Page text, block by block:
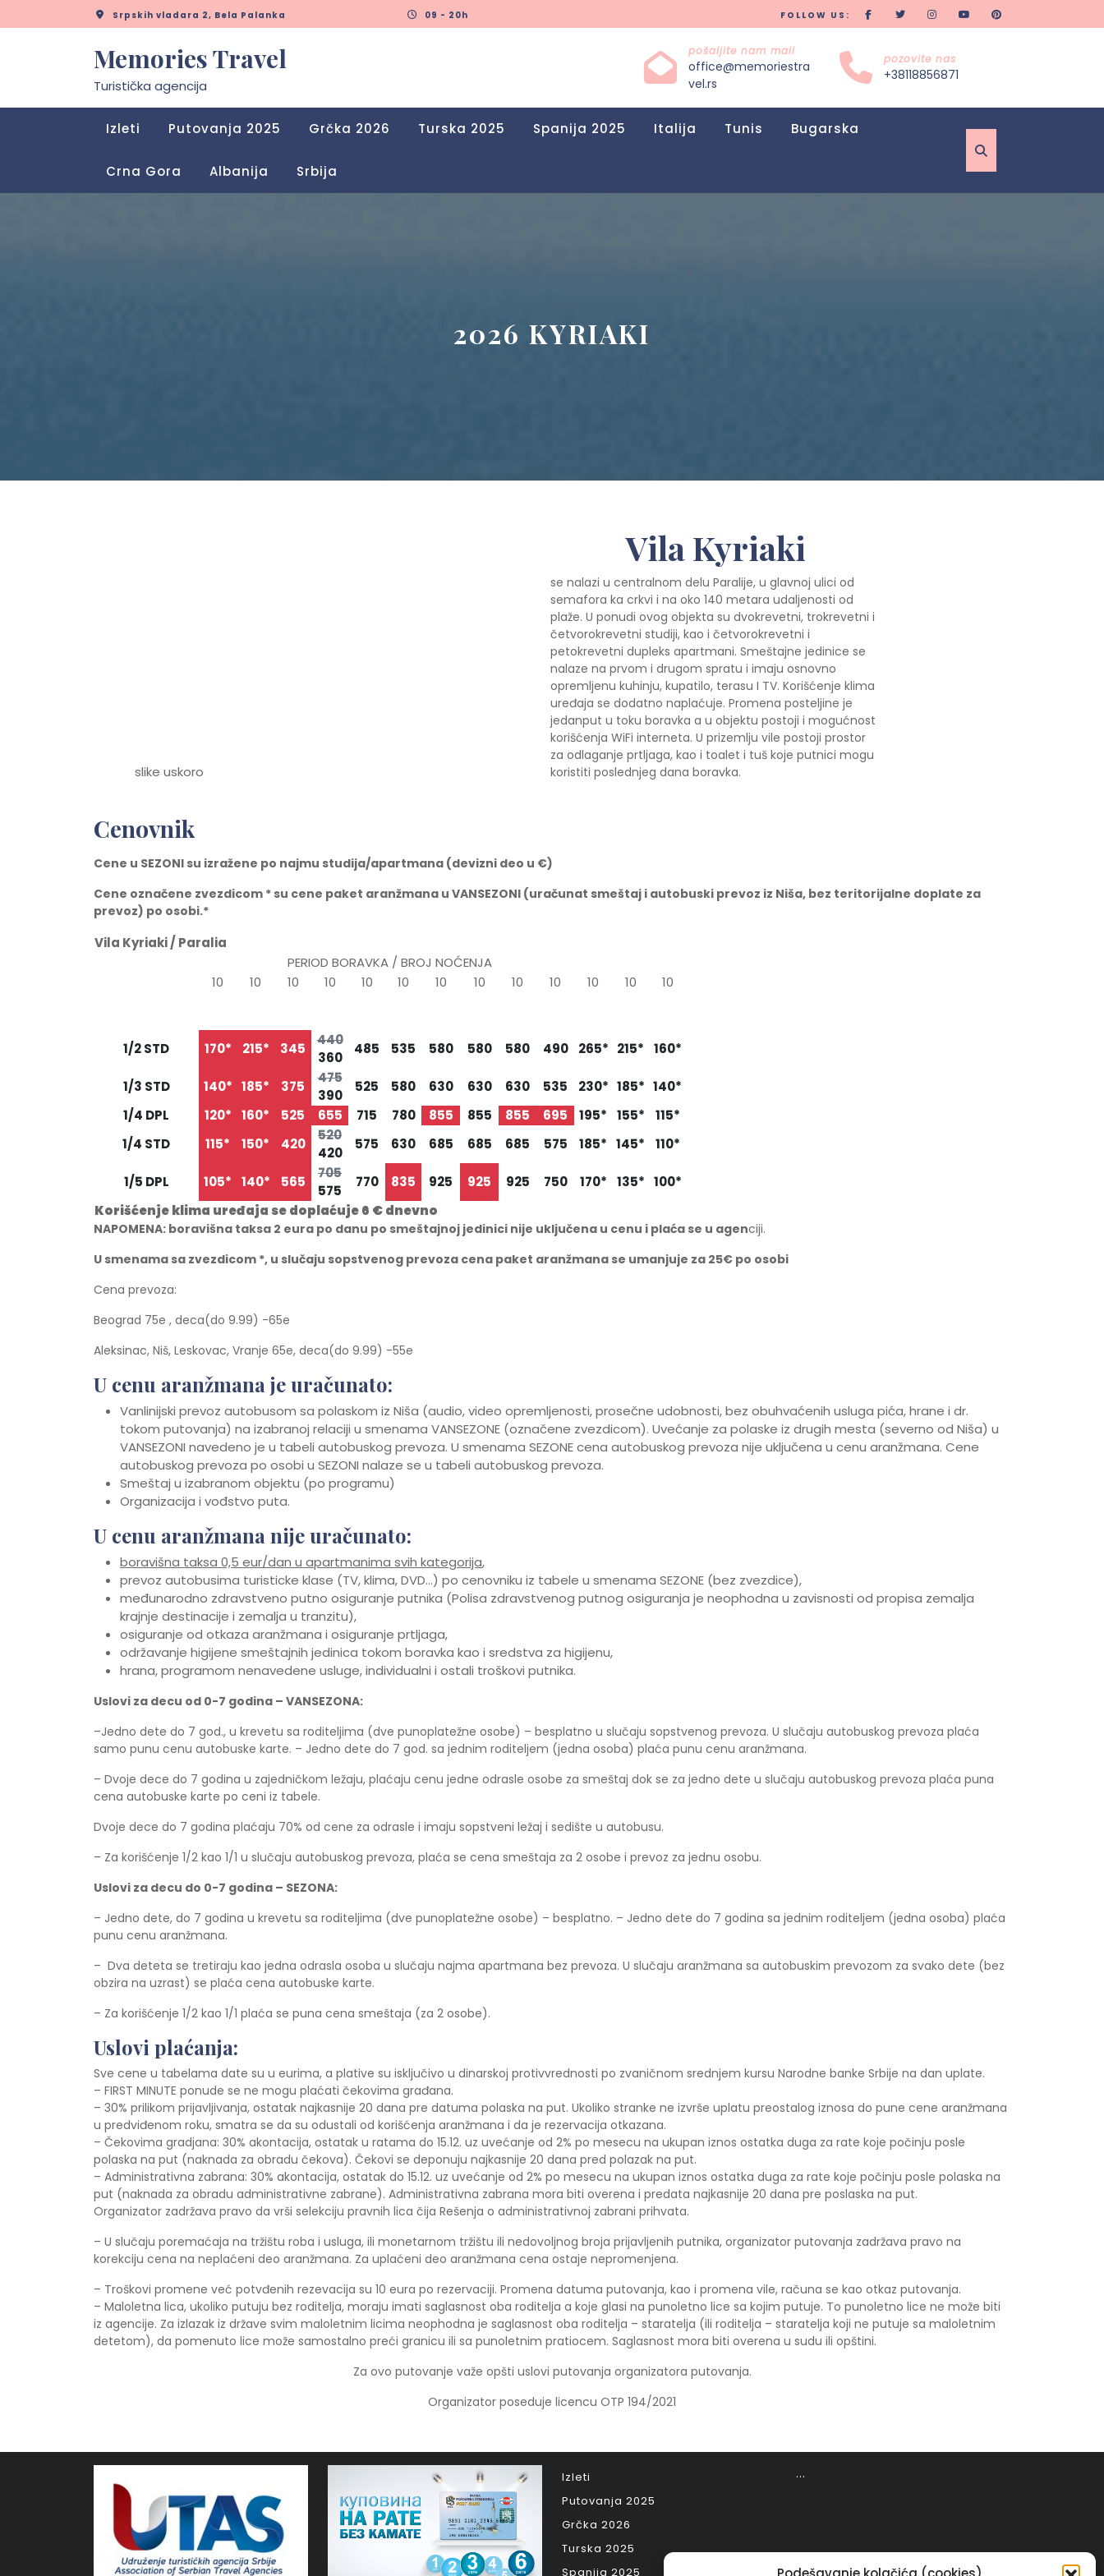
to
Srpskih vladara 2, Bela Palanka 09 - 20h FOLLOW US:
Memories Travel
Turistička agencija
pošaljite nam mail
office@memoriestra
vel.rs
pozovite nas
+38118856871
Izleti Putovanja 2025 Grčka 2026 Turska 2025 Spanija 2025 Italija Tunis Bugarska
Crna Gora Albanija Srbija
2026 KYRIAKI
slike uskoro
Vila Kyriaki
se nalazi u centralnom delu Paralije, u glavnoj ulici od
semafora ka crkvi i na oko 140 metara udaljenosti od
plaže. U ponudi ovog objekta su dvokrevetni, trokrevetni i
četvorokrevetni studiji, kao i četvorokrevetni i
petokrevetni dupleks apartmani. Smeštajne jedinice se
nalaze na prvom i drugom spratu i imaju osnovno
opremljenu kuhinju, kupatilo, terasu I TV. Korišćenje klima
uređaja se dodatno naplaćuje. Promena posteljine je
jedanput u toku boravka a u objektu postoji i mogućnost
korišćenja WiFi interneta. U prizemlju vile postoji prostor
za odlaganje prtljaga, kao i toalet i tuš koje putnici mogu
koristiti poslednjeg dana boravka.
Cenovnik
Cene u SEZONI su izražene po najmu studija/apartmana (devizni deo u €)
Cene označene zvezdicom * su cene paket aranžmana u VANSEZONI (uračunat smeštaj i autobuski prevoz iz Niša, bez teritorijalne doplate za
prevoz) po osobi.*
Vila Kyriaki / Paralia
PERIOD BORAVKA / BROJ NOĆENJA
10
10 10 10 10 10 10 10 10 10 10 10
10
1/2 STD
170* 215* 345
440
360
485 535 580 580 580 490 265* 215* 160*
1/3 STD 140* 185* 375
475
390
525 580 630 630 630 535 230* 185* 140*
1/4 DPL
120* 160* 525 655 715 780 855 855 855 695 195* 155*
115*
1/4 STD
115* 150* 420
520
420
575 630 685 685 685 575 185* 145* 110*
1/5 DPL 105* 140* 565
705
575
770 835 925 925 925 750 170* 135* 100*
Korišćenje klima uređaja se doplaćuje 6 € dnevno
NAPOMENA: boravišna taksa 2 eura po danu po smeštajnoj jedinici nije uključena u cenu i plaća se u agenciji.
U smenama sa zvezdicom *, u slučaju sopstvenog prevoza cena paket aranžmana se umanjuje za 25€ po osobi
Cena prevoza:
Beograd 75e , deca(do 9.99) -65e
Aleksinac, Niš, Leskovac, Vranje 65e, deca(do 9.99) -55e
U cenu aranžmana je uračunato:
Vanlinijski prevoz autobusom sa polaskom iz Niša (audio, video opremljenosti, prosečne udobnosti, bez obuhvaćenih usluga pića, hrane i dr.
tokom putovanja) na izabranoj relaciji u smenama VANSEZONE (označene zvezdicom). Uvećanje za polaske iz drugih mesta (severno od Niša) u
VANSEZONI navedeno je u tabeli autobuskog prevoza. U smenama SEZONE cena autobuskog prevoza nije uključena u cenu aranžmana. Cene
autobuskog prevoza po osobi u SEZONI nalaze se u tabeli autobuskog prevoza.
Smeštaj u izabranom objektu (po programu)
Organizacija i vođstvo puta.
U cenu aranžmana nije uračunato:
boravišna taksa 0,5 eur/dan u apartmanima svih kategorija,
prevoz autobusima turisticke klase (TV, klima, DVD…) po cenovniku iz tabele u smenama SEZONE (bez zvezdice),
međunarodno zdravstveno putno osiguranje putnika (Polisa zdravstvenog putnog osiguranja je neophodna u zavisnosti od propisa zemalja
krajnje destinacije i zemalja u tranzitu),
osiguranje od otkaza aranžmana i osiguranje prtljaga,
održavanje higijene smeštajnih jedinica tokom boravka kao i sredstva za higijenu,
hrana, programom nenavedene usluge, individualni i ostali troškovi putnika.
Uslovi za decu od 0-7 godina – VANSEZONA:
–Jedno dete do 7 god., u krevetu sa roditeljima (dve punoplatežne osobe) – besplatno u slučaju sopstvenog prevoza. U slučaju autobuskog prevoza plaća
samo punu cenu autobuske karte. – Jedno dete do 7 god. sa jednim roditeljem (jedna osoba) plaća punu cenu aranžmana.
– Dvoje dece do 7 godina u zajedničkom ležaju, plaćaju cenu jedne odrasle osobe za smeštaj dok se za jedno dete u slučaju autobuskog prevoza plaća puna
cena autobuske karte po ceni iz tabele.
Dvoje dece do 7 godina plaćaju 70% od cene za odrasle i imaju sopstveni ležaj i sedište u autobusu.
– Za korišćenje 1/2 kao 1/1 u slučaju autobuskog prevoza, plaća se cena smeštaja za 2 osobe i prevoz za jednu osobu.
Uslovi za decu do 0-7 godina – SEZONA:
– Jedno dete, do 7 godina u krevetu sa roditeljima (dve punoplatežne osobe) – besplatno. – Jedno dete do 7 godina sa jednim roditeljem (jedna osoba) plaća
punu cenu aranžmana.
– Dva deteta se tretiraju kao jedna odrasla osoba u slučaju najma apartmana bez prevoza. U slučaju aranžmana sa autobuskim prevozom za svako dete (bez
obzira na uzrast) se plaća cena autobuske karte.
– Za korišćenje 1/2 kao 1/1 plaća se puna cena smeštaja (za 2 osobe).
Uslovi plaćanja:
Sve cene u tabelama date su u eurima, a plative su isključivo u dinarskoj protivvrednosti po zvaničnom srednjem kursu Narodne banke Srbije na dan uplate.
– FIRST MINUTE ponude se ne mogu plaćati čekovima građana.
– 30% prilikom prijavljivanja, ostatak najkasnije 20 dana pre datuma polaska na put. Ukoliko stranke ne izvrše uplatu preostalog iznosa do pune cene aranžmana
u predviđenom roku, smatra se da su odustali od korišćenja aranžmana i da je rezervacija otkazana.
– Čekovima gradjana: 30% akontacija, ostatak u ratama do 15.12. uz uvećanje od 2% po mesecu na ukupan iznos ostatka duga za rate koje počinju posle
polaska na put (naknada za obradu čekova). Čekovi se deponuju najkasnije 20 dana pred polazak na put.
– Administrativna zabrana: 30% akontacija, ostatak do 15.12. uz uvećanje od 2% po mesecu na ukupan iznos ostatka duga za rate koje počinju posle polaska na
put (naknada za obradu administrativne zabrane). Administrativna zabrana mora biti overena i predata najkasnije 20 dana pre poslaska na put.
Organizator zadržava pravo da vrši selekciju pravnih lica čija Rešenja o administrativnoj zabrani prihvata.
– U slučaju poremaćaja na tržištu roba i usluga, ili monetarnom tržištu ili nedovoljnog broja prijavljenih putnika, organizator putovanja zadržava pravo na
korekciju cena na neplaćeni deo aranžmana. Za uplaćeni deo aranžmana cena ostaje nepromenjena.
– Troškovi promene već potvđenih rezevacija su 10 eura po rezervaciji. Promena datuma putovanja, kao i promena vile, računa se kao otkaz putovanja.
– Maloletna lica, ukoliko putuju bez roditelja, moraju imati saglasnost oba roditelja a koje glasi na punoletno lice sa kojim putuje. To punoletno lice ne može biti
iz agencije. Za izlazak iz države svim maloletnim licima neophodna je saglasnost oba roditelja – staratelja (ili roditelja – staratelja koji ne putuje sa maloletnim
detetom), da pomenuto lice može samostalno preći granicu ili sa punoletnim pratiocem. Saglasnost mora biti overena u sudu ili opštini.
Za ovo putovanje važe opšti uslovi putovanja organizatora putovanja.
Organizator poseduje licencu OTP 194/2021
Izleti
Putovanja 2025
Grčka 2026
Turska 2025
Spanija 2025
...